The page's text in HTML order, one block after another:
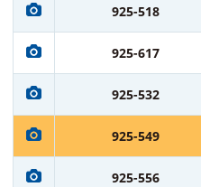
925-518
925-617
925-532
925-549
925-556